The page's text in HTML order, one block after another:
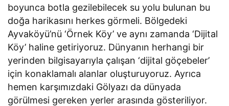
boyunca botla gezilebilecek su yolu bulunan bu
doğa harikasını herkes görmeli. Bölgedeki
Ayvaköyü’nü ‘Örnek Köy’ ve aynı zamanda ‘Dijital
Köy’ haline getiriyoruz. Dünyanın herhangi bir
yerinden bilgisayarıyla çalışan ‘dijital göçebeler’
için konaklamalı alanlar oluşturuyoruz. Ayrıca
hemen karşımızdaki Gölyazı da dünyada
görülmesi gereken yerler arasında gösteriliyor.